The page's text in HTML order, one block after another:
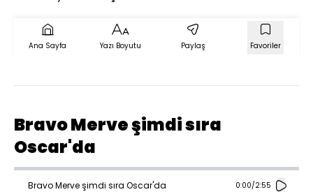
Ana Sayfa Yazı Boyutu Paylaş Favoriler
Bravo Merve şimdi sıra
Oscar'da
Bravo Merve şimdi sıra Oscar'da 0:00/2:55